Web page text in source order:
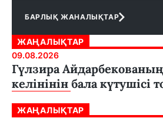
БАРЛЫҚ ЖАНАЛЫҚТАР
ЖАҢАЛЫҚТАР
09.08.2026
Гүлзира
келінінін бала күтушісі
ЖАҢАЛЫҚТАР